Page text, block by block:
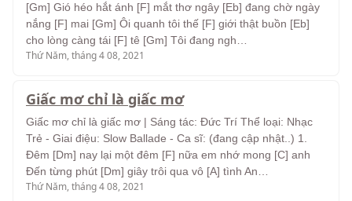
[Gm] Gió héo hắt ánh [F] mắt thơ ngây [Eb] đang chờ ngày
nắng [F] mai [Gm] Ôi quanh tôi thế [F] giới thật buồn [Eb]
cho lòng càng tái [F] tê [Gm] Tôi đang ngh…
Thứ Năm, tháng 4 08, 2021
Giấc mơ chỉ là giấc mơ
Giấc mơ chỉ là giấc mơ | Sáng tác: Đức Trí Thể loại: Nhạc
Trẻ - Giai điệu: Slow Ballade - Ca sĩ: (đang cập nhật..) 1.
Ðêm [Dm] nay lại một đêm [F] nữa em nhớ mong [C] anh
Đến từng phút [Dm] giây trôi qua vô [A] tình An…
Thứ Năm, tháng 4 08, 2021